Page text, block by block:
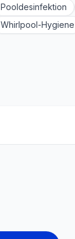
Pooldesinfektion
Whirlpool-Hygiene